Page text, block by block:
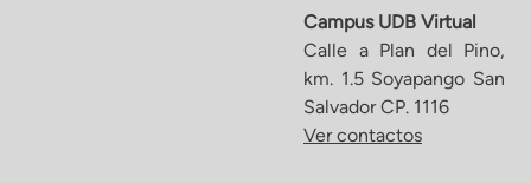
Campus UDB Virtual
Calle a Plan del Pino,
km. 1.5 Soyapango San
Salvador CP. 1116
Ver contactos